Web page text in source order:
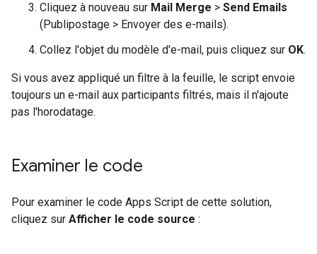
Cliquez à nouveau sur Mail Merge > Send Emails
(Publipostage > Envoyer des e-mails).
Collez l'objet du modèle d'e-mail, puis cliquez sur OK.
Si vous avez appliqué un filtre à la feuille, le script envoie
toujours un e-mail aux participants filtrés, mais il n'ajoute
pas l'horodatage.
Examiner le code
Pour examiner le code Apps Script de cette solution,
cliquez sur Afficher le code source :